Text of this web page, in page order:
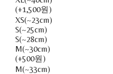
(+1,500원)
XS(~23cm)
S(~25cm)
S(~28cm)
M(~30cm)
(+500원)
M(~33cm)